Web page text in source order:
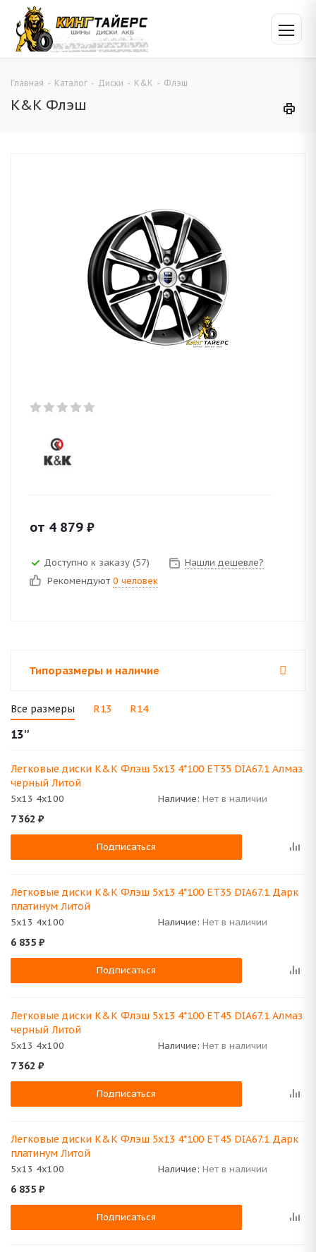
Главная - Каталог - Диски - K&K - Флэш
K&K Флэш
от 4 879 ₽
Доступно к заказу (57)
Нашли дешевле?
Рекомендуют 0 человек
Типоразмеры и наличие
Все размеры R13 R14
13''
Легковые диски K&K Флэш 5x13 4*100 ET35 DIA67.1 Алмаз
черный Литой
5x13 4x100 Наличие: Нет в наличии
7 362 ₽
Подписаться
Легковые диски K&K Флэш 5x13 4*100 ET35 DIA67.1 Дарк
платинум Литой
5x13 4x100 Наличие: Нет в наличии
6 835 ₽
Подписаться
Легковые диски K&K Флэш 5x13 4*100 ET45 DIA67.1 Алмаз
черный Литой
5x13 4x100 Наличие: Нет в наличии
7 362 ₽
Подписаться
Легковые диски K&K Флэш 5x13 4*100 ET45 DIA67.1 Дарк
платинум Литой
5x13 4x100 Наличие: Нет в наличии
6 835 ₽
Подписаться